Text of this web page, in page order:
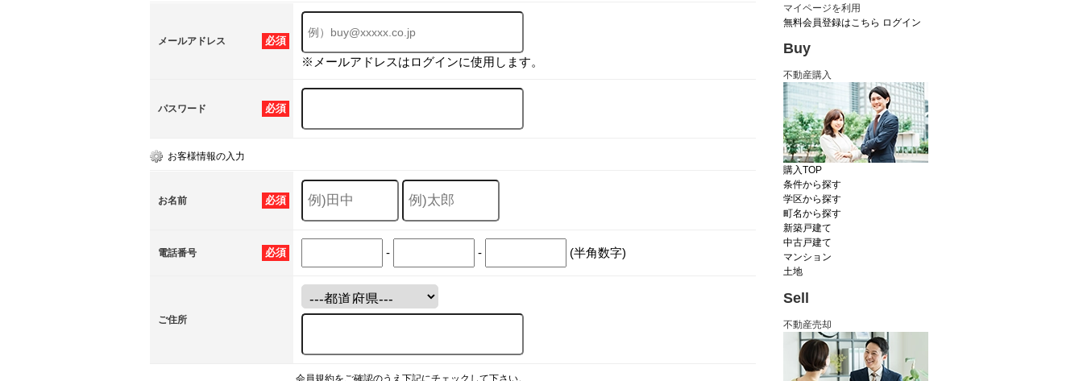
必須
メールアドレス
※メールアドレスはログインに使用します。
必須
パスワード
お客様情報の入力
必須
お名前
必須
電話番号 - - (半角数字)
ご住所
会員規約をご確認のうえ下記にチェックして下さい。
マイページを利用
無料会員登録はこちら ログイン
Buy
不動産購入
購入TOP
条件から探す
学区から探す
町名から探す
新築戸建て
中古戸建て
マンション
土地
Sell
不動産売却